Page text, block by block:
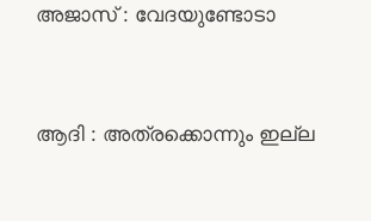
അജാസ് : വേദയുണ്ടോടാ
ആദി : അത്രക്കൊന്നും ഇല്ല